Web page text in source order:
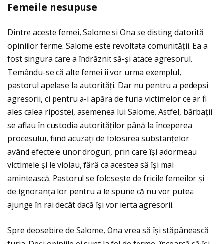
Femeile nesupuse
Dintre aceste femei, Salome si Ona se disting datorită
opiniilor ferme. Salome este revoltata comunităţii. Ea a
fost singura care a îndrăznit să-și atace agresorul.
Temându-se că alte femei îi vor urma exemplul,
pastorul apelase la autorităţi. Dar nu pentru a pedepsi
agresorii, ci pentru a-i apăra de furia victimelor ce ar fi
ales calea ripostei, asemenea lui Salome. Astfel, bărbaţii
se aflau în custodia autorităţilor până la începerea
procesului, fiind acuzaţi de folosirea substanţelor
având efectele unor droguri, prin care își adormeau
victimele și le violau, fără ca acestea să își mai
amintească. Pastorul se folosește de fricile femeilor și
de ignoranţa lor pentru a le spune că nu vor putea
ajunge în rai decât dacă își vor ierta agresorii.
Spre deosebire de Salome, Ona vrea să își stăpânească